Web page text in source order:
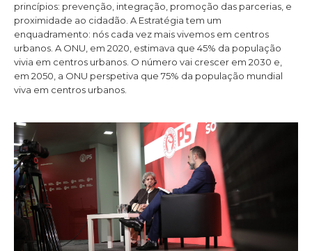
princípios: prevenção, integração, promoção das parcerias, e
proximidade ao cidadão. A Estratégia tem um
enquadramento: nós cada vez mais vivemos em centros
urbanos. A ONU, em 2020, estimava que 45% da população
vivia em centros urbanos. O número vai crescer em 2030 e,
em 2050, a ONU perspetiva que 75% da população mundial
viva em centros urbanos.